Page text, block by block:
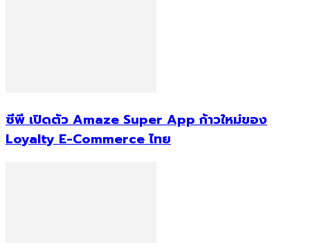
ซีพี เปิดตัว Amaze Super App ก้าวใหม่ของ
Loyalty E-Commerce ไทย